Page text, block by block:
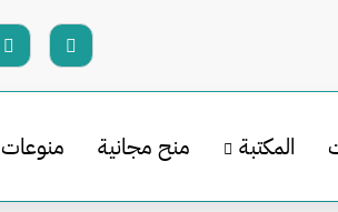
المكتبة منح مجانية منوعات